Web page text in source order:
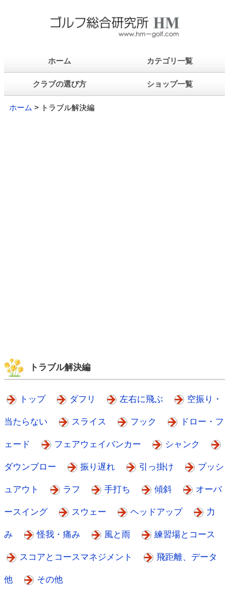
ホーム カテゴリ一覧
クラブの選び方 ショップ一覧
ホーム > トラブル解決編
トラブル解決編
トップ ダフリ 左右に飛ぶ 空振り・
当たらない スライス フック ドロー・フ
ェード フェアウェイバンカー シャンク
ダウンブロー 振り遅れ 引っ掛け プッシ
ュアウト ラフ 手打ち 傾斜 オーバ
ースイング スウェー ヘッドアップ 力
み 怪我・痛み 風と雨 練習場とコース
スコアとコースマネジメント 飛距離、データ
他 その他